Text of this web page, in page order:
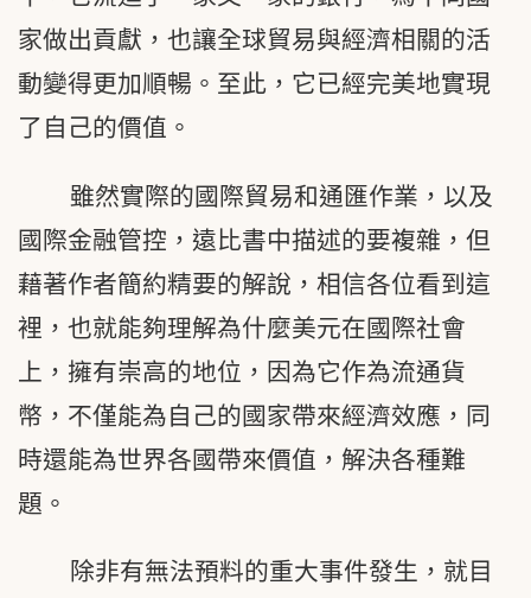
家做出貢獻，也讓全球貿易與經濟相關的活
動變得更加順暢。至此，它已經完美地實現
了自己的價值。
雖然實際的國際貿易和通匯作業，以及
國際金融管控，遠比書中描述的要複雜，但
藉著作者簡約精要的解說，相信各位看到這
裡，也就能夠理解為什麼美元在國際社會
上，擁有崇高的地位，因為它作為流通貨
幣，不僅能為自己的國家帶來經濟效應，同
時還能為世界各國帶來價值，解決各種難
題。
除非有無法預料的重大事件發生，就目